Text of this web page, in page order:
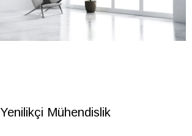
Yenilikçi Mühendislik